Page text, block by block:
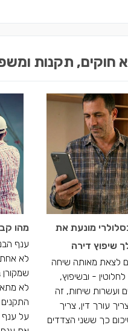
חוקים, תקנות
מונעת את
שיפוץ דירה
לצאת מאותה שיחה
- ובשיפוץ,
ועשרות שיחות, זה
עורך דין, צריך
כך ששני הצדדים
מהו
ענף
לא אחת
לא
התקנים
על